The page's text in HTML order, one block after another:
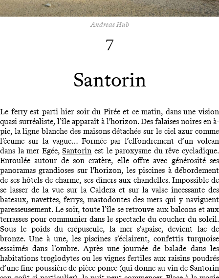
Andreas Hub
7
Santorin
Le ferry est parti hier soir du Pirée et ce matin, dans une vision
quasi surréaliste, l’île apparaît à l'horizon. Des falaises noires en à-
pic, la ligne blanche des maisons détachée sur le ciel azur comme
l'écume sur la vague… Formée par l’effondrement d’un volcan
dans la mer Egée,Santorin est le paroxysme du rêve cycladique.
Enroulée autour de son cratère, elle offre avec générosité ses
panoramas grandioses sur l'horizon, les piscines à débordement
de ses hôtels de charme, ses dîners aux chandelles. Impossible de
se lasser de la vue sur la Caldera et sur la valse incessante des
bateaux, navettes, ferrys, mastodontes des mers qui y naviguent
paresseusement. Le soir, toute l’île se retrouve aux balcons et aux
terrasses pour communier dans le spectacle du coucher du soleil.
Sous le poids du crépuscule, la mer s’apaise, devient lac de
bronze. Une à une, les piscines s’éclairent, confettis turquoise
essaimés dans l’ombre. Après une journée de balade dans les
habitations troglodytes ou les vignes fertiles aux raisins poudrés
d’une fine poussière de pièce ponce (qui donne au vin de Santorin